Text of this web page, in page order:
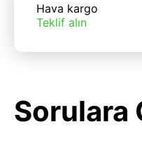
Hava kargo
Teklif alın
Sorulara